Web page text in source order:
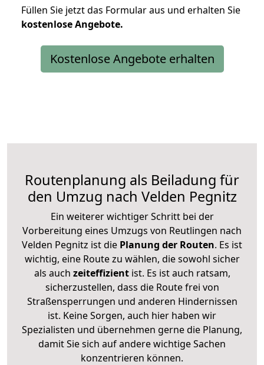
Füllen Sie jetzt das Formular aus und erhalten Sie
kostenloseAngebote.
Kostenlose Angebote erhalten
Routenplanung als Beiladung für
den Umzug nach Velden Pegnitz
Ein weiterer wichtiger Schritt bei der
Vorbereitung eines Umzugs von Reutlingen nach
Velden Pegnitz ist die Planung der Routen. Es ist
wichtig, eine Route zu wählen, die sowohl sicher
als auch zeiteffizientist. Es ist auch ratsam,
sicherzustellen, dass die Route frei von
Straßensperrungen und anderen Hindernissen
ist. Keine Sorgen, auch hier haben wir
Spezialisten und übernehmen gerne die Planung,
damit Sie sich auf andere wichtige Sachen
konzentrieren können.